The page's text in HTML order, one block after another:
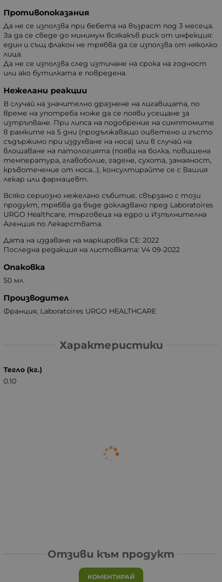
Противопоказания
Да не се използва при бебета на възраст под 3 месеца.
За да се сведе до минимум всякакъв риск от инфекция:
един и същ флакон не трябва да се използва от няколко
лица.
Да не се използва след изтичане на срока на годност
или ако бутилката е повредена.
Нежелани реакции
В случай на значително дразнене на лигавицата, по
време на употреба може да се появи усещане за
изтръпване. При липса на подобрение на симптомите
в рамките на 5 дни (продължаващо оцветено и гъсто
съдържимо при издухване на носа) или в случай на
влошаване на патологията (поява на болка, повишена
температура, главоболие, гадене, сухота, замаяност,
кръвотечение от носа...), консултирайте се с Вашия
лекар или фармацевт.
Всяко сериозно нежелано събитие, свързано с този
продукт, трябва да бъде докладвано пред Laboratoires
URGO Healthcare, търговеца на едро и Изпълнителна
Агенция по Лекарствата.
Дата на издаване на маркировка СЕ: 2022
Последна редакция на листовката: V4 09-2022
Опаковка
50 мл
Производител
Франция, Laboratoires URGO HEALTHCARE
Характеристики
Тегло (кг.)
0.10
Отзиви към продукт
КОМЕНТИРАЙ